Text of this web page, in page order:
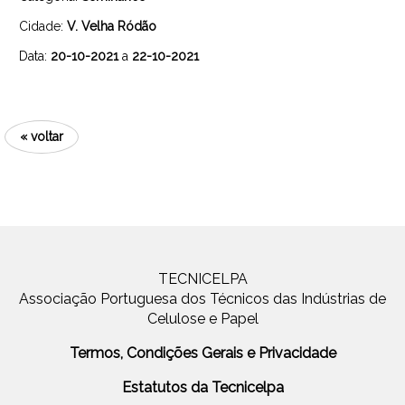
Cidade: V. Velha Ródão
Data: 20-10-2021a 22-10-2021
« voltar
TECNICELPA
Associação Portuguesa dos Técnicos das Indústrias de
Celulose e Papel
Termos, Condições Gerais e Privacidade
Estatutos da Tecnicelpa